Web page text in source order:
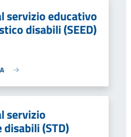
servizio educativo
disabili (SEED)
servizio
(STD)